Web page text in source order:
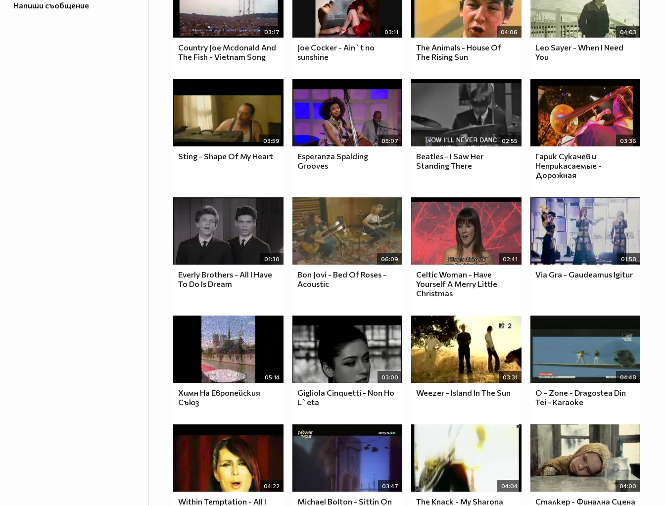
Напиши съобщение
03:17
Country Joe Mcdonald And
The Fish - Vietnam Song
03:11
Joe Cocker - Ain`t no
sunshine
04:06
The Animals - House Of
The Rising Sun
04:03
Leo Sayer - When I Need
You
03:59
Sting - Shape Of My Heart
05:07
Esperanza Spalding
Grooves
02:55
Beatles - I Saw Her
Standing There
03:36
Гарик Сукачев и
Неприкасаемые -
Дорожная
01:30
Everly Brothers - All I Have
To Do Is Dream
06:09
Bon Jovi - Bed Of Roses -
Acoustic
02:41
Celtic Woman - Have
Yourself A Merry Little
Christmas
01:58
Via Gra - Gaudeamus Igitur
05:14
Химн На Европейския
Съюз
03:00
Gigliola Cinquetti - Non Ho
L`eta
03:31
Weezer - Island In The Sun
04:48
O - Zone - Dragostea Din
Tei - Karaoke
04:22
Within Temptation - All I
03:47
Michael Bolton - Sittin On
04:04
The Knack - My Sharona
04:00
Сталкер - Финална Сцена